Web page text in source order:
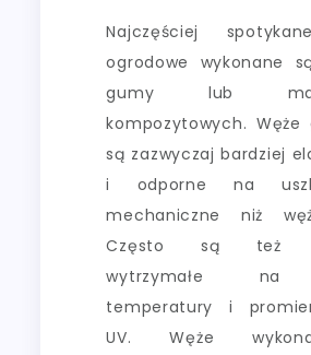
Najczęściej
ogrodowe wykonane
gumy lub
kompozytowych. Węże
są zazwyczaj bardziej
i odporne na
mechaniczne niż
Często są też
wytrzymałe na
temperatury i
UV. Węże